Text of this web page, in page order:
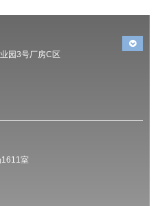
园3号厂房C区
室